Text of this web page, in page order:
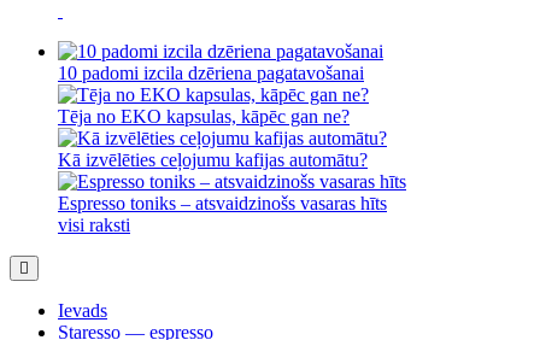
10 padomi izcila dzēriena pagatavošanai
Tēja no EKO kapsulas, kāpēc gan ne?
Kā izvēlēties ceļojumu kafijas automātu?
Espresso toniks – atsvaidzinošs vasaras hīts
visi raksti
Ievads
Staresso — espresso